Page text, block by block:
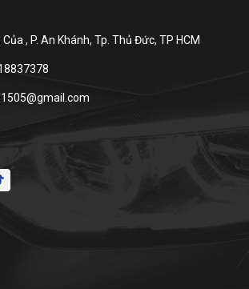
, P. An Khánh, Tp. Thủ Đức, TP HCM